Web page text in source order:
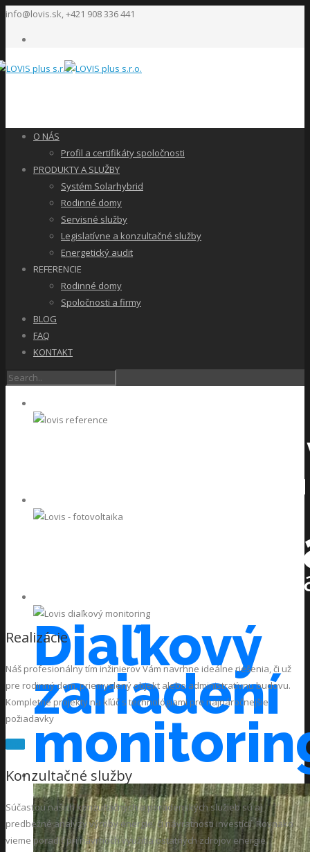
info@lovis.sk, +421 908 336 441
O NÁS
Profil a certifikáty spoločnosti
PRODUKTY A SLUŽBY
Systém Solarhybrid
Rodinné domy
Servisné služby
Legislatívne a konzultačné služby
Energetický audit
REFERENCIE
Rodinné domy
Spoločnosti a firmy
BLOG
FAQ
KONTAKT
15 rokov
experti na
Moderný spôsob
Diaľkový
zariadení
Realizácie
Náš profesionálny tím inžinierov Vám navrhne ideálne riešenia, či už
pre rodinný dom, priemyslený objekt alebo administratívnu budovu.
Kompletné projekty na kľúč s technológiami pre najnáročnejšie
požiadavky
Konzultačné služby
Súčasťou našich konzultačných a poradenských služieb sú aj
predbežné analýzy výroby energie, či návratnosti investícií. Rovnako
vieme poradiť pri návrhoch využitia ostatných zdrojov energie.